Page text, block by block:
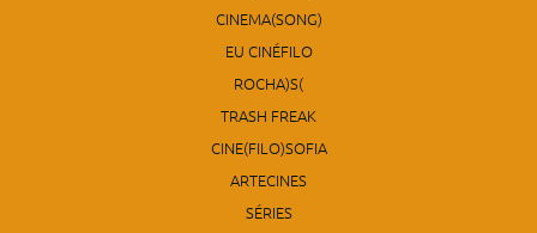
CINEMA(SONG)
EU CINÉFILO
ROCHA)S(
TRASH FREAK
CINE(FILO)SOFIA
ARTECINES
SÉRIES